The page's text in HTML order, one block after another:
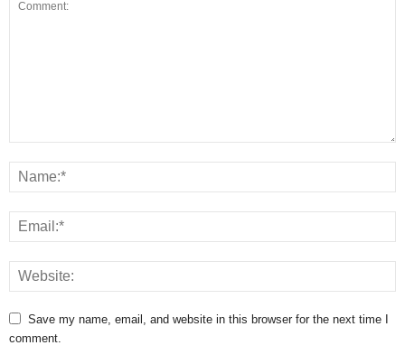
Save my name, email, and website in this browser for the next time I
comment.